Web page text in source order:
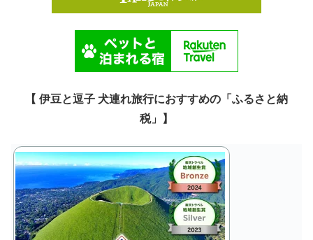
【 伊豆と逗子 犬連れ旅行におすすめの「ふるさと納
税」】